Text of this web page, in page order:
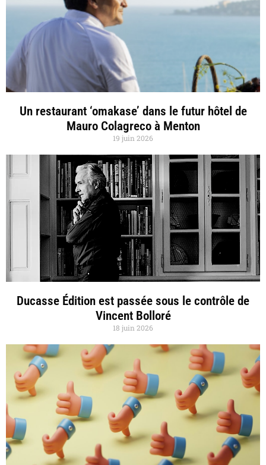
Un restaurant ‘omakase’ dans le futur hôtel de
Mauro Colagreco à Menton
19 juin 2026
Ducasse Édition est passée sous le contrôle de
Vincent Bolloré
18 juin 2026